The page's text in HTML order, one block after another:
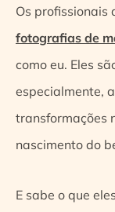
Os profissionais
fotografias de
como eu. Eles
especialmente,
transformações
nascimento do
E sabe o que